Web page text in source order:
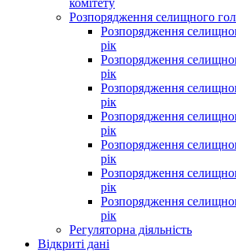
комітету
Розпорядження селищного
Розпорядження
рік
Розпорядження
рік
Розпорядження
рік
Розпорядження
рік
Розпорядження
рік
Розпорядження
рік
Розпорядження
рік
Регуляторна діяльність
Відкриті дані